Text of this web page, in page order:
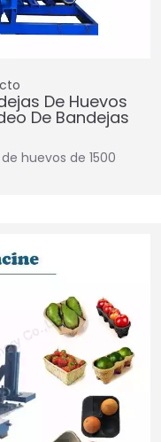
De Huevos
De Bandejas
huevos de 1500